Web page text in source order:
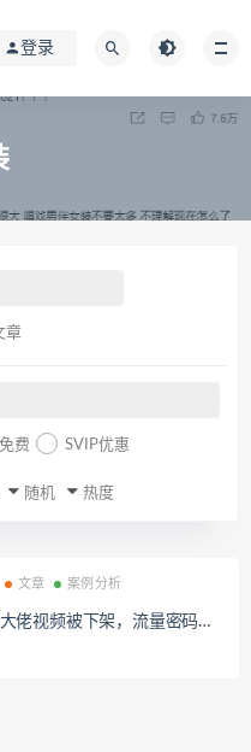
登录
章
费 SVIP优惠
随机 热度
文章 案例分析
佬视频被下架，流量密码不